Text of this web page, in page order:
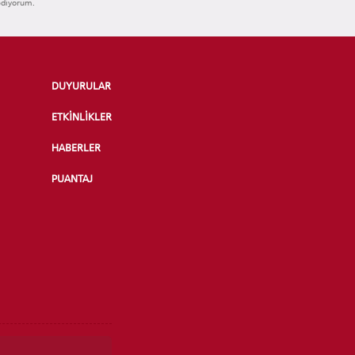
DUYURULAR
ETKİNLİKLER
HABERLER
PUANTAJ